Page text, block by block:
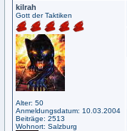
kilrah
Gott der Taktiken
Alter: 50
Anmeldungsdatum: 10.03.2004
Beiträge: 2513
Wohnort: Salzburg